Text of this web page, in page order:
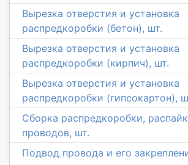
Вырезка отверстия и установка
распредкоробки (бетон), шт.
Вырезка отверстия и установка
распредкоробки (кирпич), шт.
Вырезка отверстия и установка
распредкоробки (гипсокартон),
Сборка распредкоробки,
проводов, шт.
Подвод провода и его